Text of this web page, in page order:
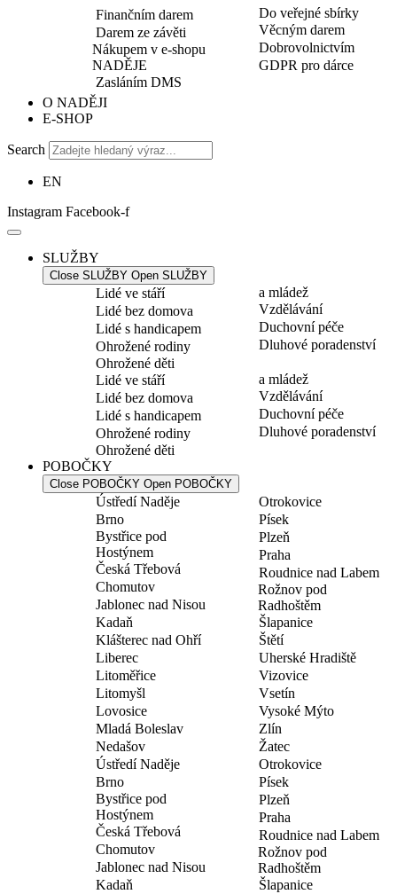
Finančním darem
Darem ze závěti
Nákupem v e-shopu
NADĚJE
Zasláním DMS
Do veřejné sbírky
Věcným darem
Dobrovolnictvím
GDPR pro dárce
O NADĚJI
E-SHOP
Search
EN
Instagram Facebook-f
SLUŽBY
Close SLUŽBY Open SLUŽBY
Lidé ve stáří
Lidé bez domova
Lidé s handicapem
Ohrožené rodiny
Ohrožené děti
a mládež
Vzdělávání
Duchovní péče
Dluhové poradenství
Lidé ve stáří
Lidé bez domova
Lidé s handicapem
Ohrožené rodiny
Ohrožené děti
a mládež
Vzdělávání
Duchovní péče
Dluhové poradenství
POBOČKY
Close POBOČKY Open POBOČKY
Ústředí Naděje
Brno
Bystřice pod
Hostýnem
Česká Třebová
Chomutov
Jablonec nad Nisou
Kadaň
Klášterec nad Ohří
Liberec
Litoměřice
Litomyšl
Lovosice
Mladá Boleslav
Nedašov
Otrokovice
Písek
Plzeň
Praha
Roudnice nad Labem
Rožnov pod
Radhoštěm
Šlapanice
Štětí
Uherské Hradiště
Vizovice
Vsetín
Vysoké Mýto
Zlín
Žatec
Ústředí Naděje
Brno
Bystřice pod
Hostýnem
Česká Třebová
Chomutov
Jablonec nad Nisou
Kadaň
Otrokovice
Písek
Plzeň
Praha
Roudnice nad Labem
Rožnov pod
Radhoštěm
Šlapanice